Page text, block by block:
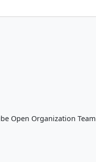
Open Organization Team